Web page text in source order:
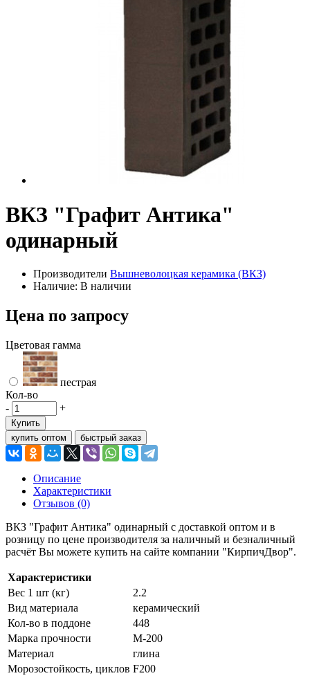
ВКЗ "Графит Антика"
одинарный
Производители Вышневолоцкая керамика (ВКЗ)
Наличие: В наличии
Цена по запросу
Цветовая гамма
пестрая
Кол-во
-
+
Купить
купить оптом
быстрый заказ
Описание
Характеристики
Отзывов (0)
ВКЗ "Графит Антика" одинарный с доставкой оптом и в
розницу по цене производителя за наличный и безналичный
расчёт Вы можете купить на сайте компании "КирпичДвор".
Характеристики
Вес 1 шт (кг)
2.2
Вид материала
керамический
Кол-во в поддоне
448
Марка прочности
М-200
Материал
глина
Морозостойкость, циклов F200